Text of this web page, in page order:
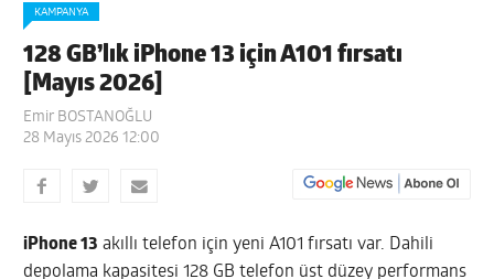
KAMPANYA
128 GB’lık iPhone 13 için A101 fırsatı
[Mayıs 2026]
Emir BOSTANOĞLU
28 Mayıs 2026 12:00
iPhone 13 akıllı telefon için yeni A101 fırsatı var. Dahili
depolama kapasitesi 128 GB telefon üst düzey performans